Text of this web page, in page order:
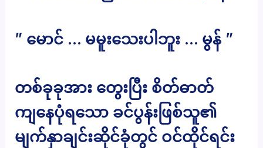
” မောင် … မမူးသေးပါဘူး … မွန် ”
တစ်ခုခုအား တွေးပြီး စိတ်ဓာတ်
ကျနေပုံရသော ခင်ပွန်းဖြစ်သူ၏
မျက်နှာချင်းဆိုင်ခုံတွင် ဝင်ထိုင်ရင်း